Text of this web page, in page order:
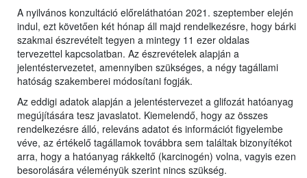
A nyilvános konzultáció előreláthatóan 2021. szeptember elején
indul, ezt követően két hónap áll majd rendelkezésre, hogy bárki
szakmai észrevételt tegyen a mintegy 11 ezer oldalas
tervezettel kapcsolatban. Az észrevételek alapján a
jelentéstervezetet, amennyiben szükséges, a négy tagállami
hatóság szakemberei módosítani fogják.
Az eddigi adatok alapján a jelentéstervezet a glifozát hatóanyag
megújítására tesz javaslatot. Kiemelendő, hogy az összes
rendelkezésre álló, releváns adatot és információt figyelembe
véve, az értékelő tagállamok továbbra sem találtak bizonyítékot
arra, hogy a hatóanyag rákkeltő (karcinogén) volna, vagyis ezen
besorolására véleményük szerint nincs szükség.